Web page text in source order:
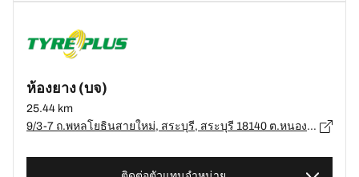
ห้องยาง (บจ)
25.44 km
9/3-7 ถ.พหลโยธินสายใหม่, สระบุรี, สระบุรี 18140 ต.หนองแค, สระบุรี - 18140